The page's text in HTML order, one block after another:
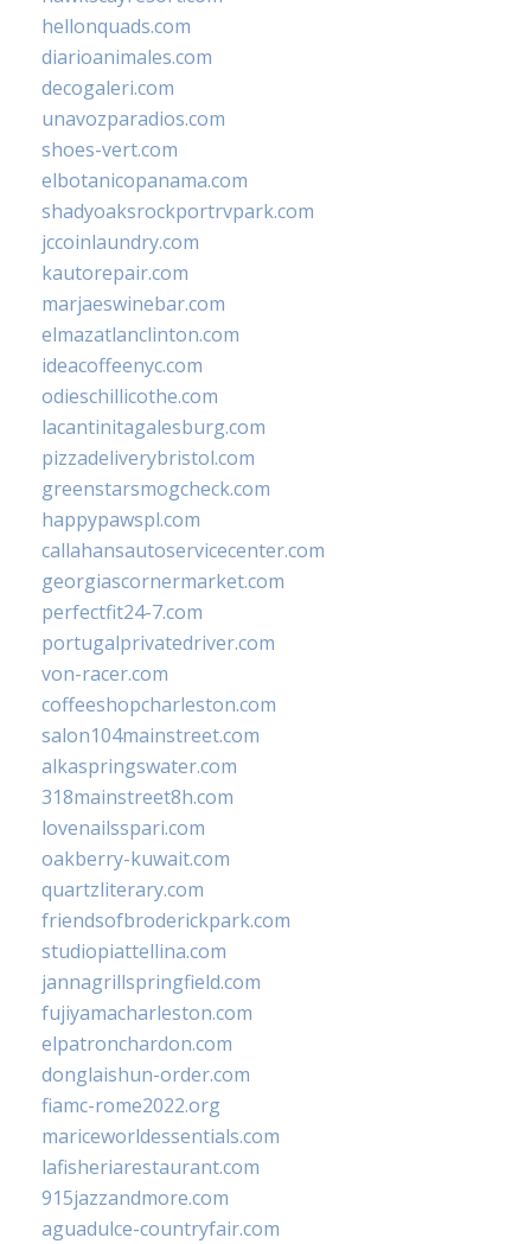
hellonquads.com
diarioanimales.com
decogaleri.com
unavozparadios.com
shoes-vert.com
elbotanicopanama.com
shadyoaksrockportrvpark.com
jccoinlaundry.com
kautorepair.com
marjaeswinebar.com
elmazatlanclinton.com
ideacoffeenyc.com
odieschillicothe.com
lacantinitagalesburg.com
pizzadeliverybristol.com
greenstarsmogcheck.com
happypawspl.com
callahansautoservicecenter.com
georgiascornermarket.com
perfectfit24-7.com
portugalprivatedriver.com
von-racer.com
coffeeshopcharleston.com
salon104mainstreet.com
alkaspringswater.com
318mainstreet8h.com
lovenailsspari.com
oakberry-kuwait.com
quartzliterary.com
friendsofbroderickpark.com
studiopiattellina.com
jannagrillspringfield.com
fujiyamacharleston.com
elpatronchardon.com
donglaishun-order.com
fiamc-rome2022.org
mariceworldessentials.com
lafisheriarestaurant.com
915jazzandmore.com
aguadulce-countryfair.com